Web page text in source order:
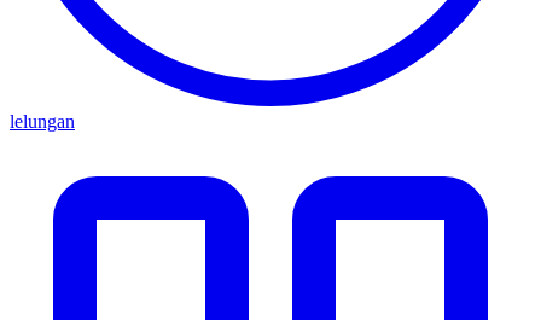
lelungan